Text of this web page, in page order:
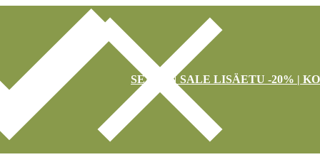
SEASON SALE LISÄETU -20% |